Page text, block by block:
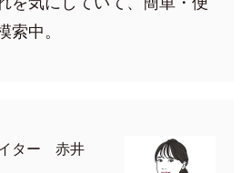
中。
ター 赤井